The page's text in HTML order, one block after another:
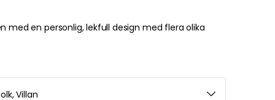
en personlig, lekfull design med flera olika
Villan